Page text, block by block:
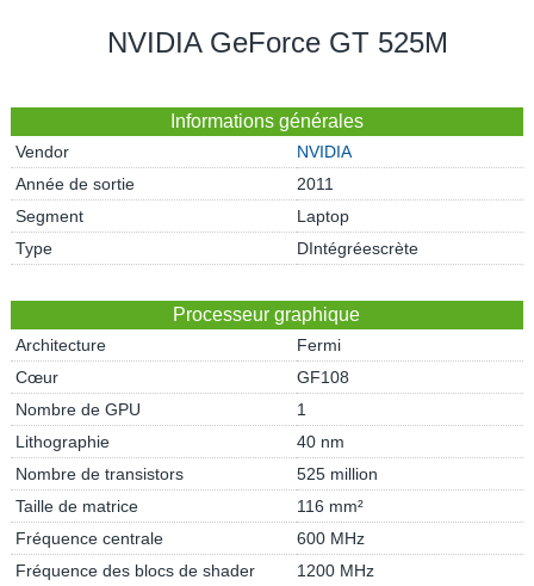
NVIDIA GeForce GT 525M
Informations générales
Vendor
NVIDIA
Année de sortie
2011
Segment
Laptop
Type
DIntégréescrète
Processeur graphique
Architecture
Fermi
Cœur
GF108
Nombre de GPU
1
Lithographie
40 nm
Nombre de transistors
525 million
Taille de matrice
116 mm²
Fréquence centrale
600 MHz
Fréquence des blocs de shader
1200 MHz